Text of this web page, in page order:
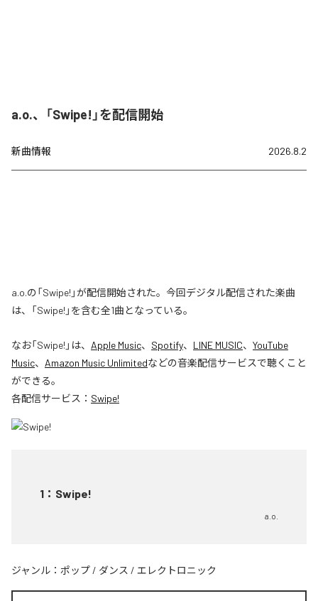
a.o.、「Swipe!」を配信開始
新曲情報 2026.8.2
a.o.の「Swipe!」が配信開始された。今回デジタル配信された楽曲
は、「Swipe!」を含む全1曲となっている。
なお「Swipe! 」は、 Apple Music、 Spotify、 LINE MUSIC、 YouTube
Music、 Amazon Music Unlimitedなどの音楽配信サービスで聴くこと
ができる。
各配信サービス： Swipe!
1 ： Swipe!
a.o.
ジャンル： ポップ / ダンス / エレクトロニック